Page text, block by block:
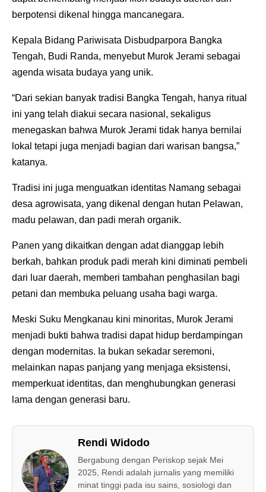
berpotensi dikenal hingga mancanegara.
Kepala Bidang Pariwisata Disbudparpora Bangka
Tengah, Budi Randa, menyebut Murok Jerami sebagai
agenda wisata budaya yang unik.
“Dari sekian banyak tradisi Bangka Tengah, hanya ritual
ini yang telah diakui secara nasional, sekaligus
menegaskan bahwa Murok Jerami tidak hanya bernilai
lokal tetapi juga menjadi bagian dari warisan bangsa,”
katanya.
Tradisi ini juga menguatkan identitas Namang sebagai
desa agrowisata, yang dikenal dengan hutan Pelawan,
madu pelawan, dan padi merah organik.
Panen yang dikaitkan dengan adat dianggap lebih
berkah, bahkan produk padi merah kini diminati pembeli
dari luar daerah, memberi tambahan penghasilan bagi
petani dan membuka peluang usaha bagi warga.
Meski Suku Mengkanau kini minoritas, Murok Jerami
menjadi bukti bahwa tradisi dapat hidup berdampingan
dengan modernitas. Ia bukan sekadar seremoni,
melainkan napas panjang yang menjaga eksistensi,
memperkuat identitas, dan menghubungkan generasi
lama dengan generasi baru.
Rendi Widodo
Bergabung dengan Periskop sejak Mei
2025, Rendi adalah jurnalis yang memiliki
minat tinggi pada isu sains, sosiologi dan